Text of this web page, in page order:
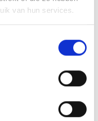
van hun services.